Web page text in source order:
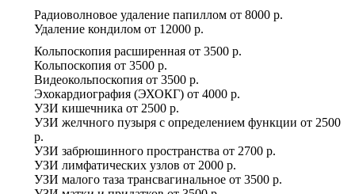
Радиоволновое удаление папиллом от 8000 р.
Удаление кондилом от 12000 р.
Кольпоскопия расширенная от 3500 р.
Кольпоскопия от 3500 р.
Видеокольпоскопия от 3500 р.
Эхокардиография (ЭХОКГ) от 4000 р.
УЗИ кишечника от 2500 р.
УЗИ желчного пузыря с определением функции от 2500
р.
УЗИ забрюшинного пространства от 2700 р.
УЗИ лимфатических узлов от 2000 р.
УЗИ малого таза трансвагинальное от 3500 р.